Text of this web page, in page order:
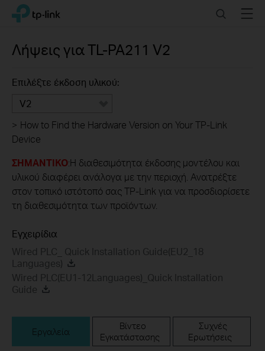
Click
navigation
TP-Link, Reliably Smart SearchMenu
Λήψεις γιαTL-PA211 V2
Επιλέξτε έκδοση υλικού:
V2
> How to Find the Hardware Version on Your TP-Link
Device
ΣΗΜΑΝΤΙΚΟ:Η διαθεσιμότητα έκδοσης μοντέλου και
υλικού διαφέρει ανάλογα με την περιοχή. Ανατρέξτε
στον τοπικό ιστότοπό σας TP-Link για να προσδιορίσετε
τη διαθεσιμότητα των προϊόντων.
Εγχειρίδια
Wired PLC_ Quick Installation Guide(EU2_18
Languages)
Wired PLC(EU1-12Languages)_Quick Installation
Guide
Εργαλεία
Βίντεο
Εγκατάστασης
Συχνές
Ερωτήσεις